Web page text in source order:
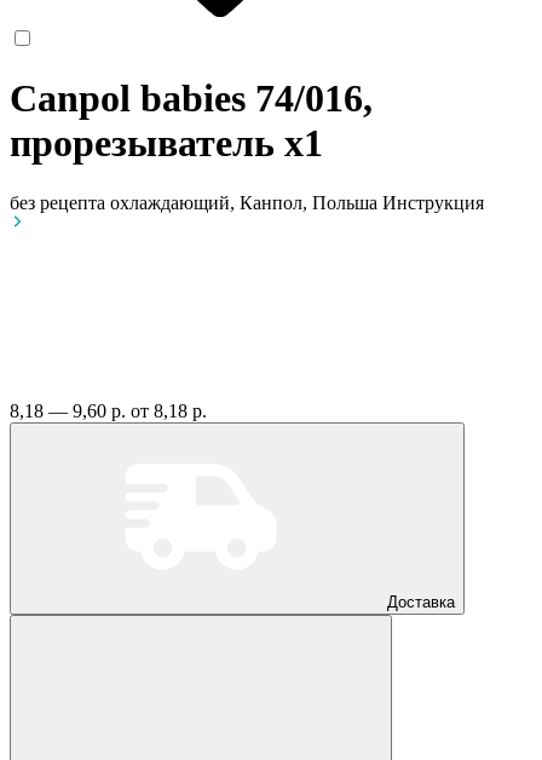
Canpol babies 74/016,
прорезыватель x1
без рецепта охлаждающий, Канпол, Польша Инструкция
8,18 — 9,60 р. от 8,18 р.
Доставка